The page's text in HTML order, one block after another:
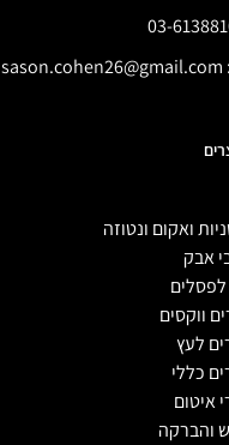
sason.cohen26@gmail.com
ואקום ונטוזה
אבק
לפסלים
ווקסים
לעץ
כללי
איטום
והברקה